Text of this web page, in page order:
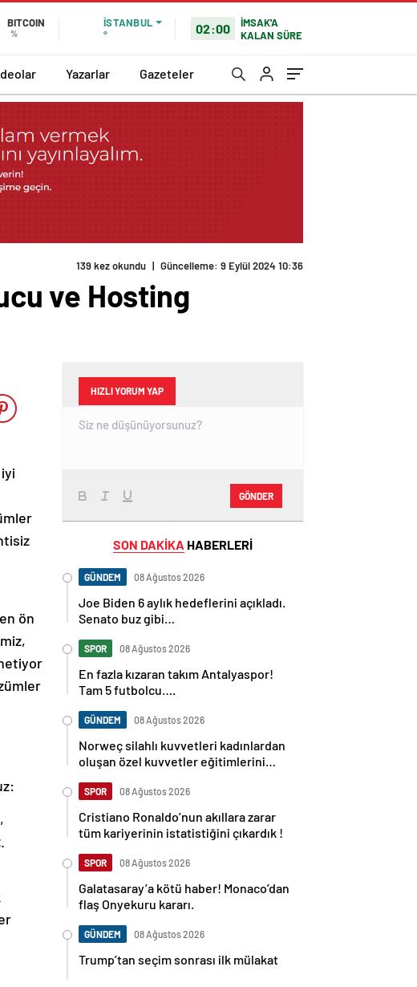
BITCOIN
%
İSTANBUL
°
02:00
İMSAK'A
KALAN SÜRE
Yazarlar Gazeteler
139 kez okundu | Güncelleme: 9 Eylül 2024 10:36
ve Hosting
ön
HIZLI YORUM YAP
GÖNDER
SON DAKİKA HABERLERİ
GÜNDEM 08 Ağustos 2026
Joe Biden 6 aylık hedeflerini açıkladı.
Senato buz gibi…
SPOR 08 Ağustos 2026
En fazla kızaran takım Antalyaspor!
Tam 5 futbolcu….
GÜNDEM 08 Ağustos 2026
Norweç silahlı kuvvetleri kadınlardan
oluşan özel kuvvetler eğitimlerini
SPOR 08 Ağustos 2026
Cristiano Ronaldo’nun akıllara zarar
tüm kariyerinin istatistiğini çıkardık !
SPOR 08 Ağustos 2026
Galatasaray’a kötü haber! Monaco’dan
flaş Onyekuru kararı.
GÜNDEM 08 Ağustos 2026
Trump’tan seçim sonrası ilk mülakat